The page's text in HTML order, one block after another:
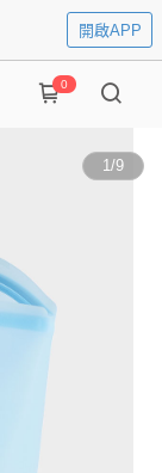
開啟APP
0
1/9